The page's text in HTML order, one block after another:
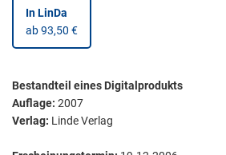
In LinDa
ab 93,50 €
Bestandteil eines Digitalprodukts
Auflage: 2007
Verlag: Linde Verlag